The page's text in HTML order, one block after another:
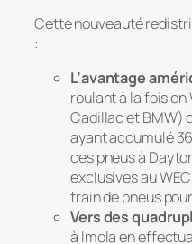
Cette nouveauté
:
L’avantage
roulant à la fois en
Cadillac et BMW)
ayant accumulé
ces pneus à
exclusives au
train de pneus
Vers des
à Imola en